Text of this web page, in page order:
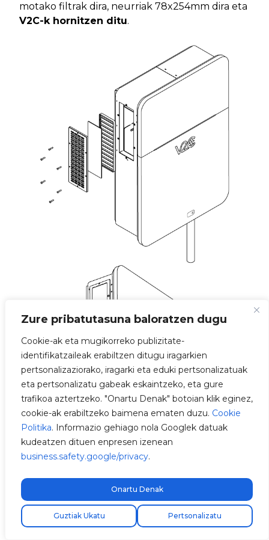
Zure pribatutasuna baloratzen dugu
Cookie-ak eta mugikorreko publizitate-
identifikatzaileak erabiltzen ditugu iragarkien
pertsonalizaziorako, iragarki eta eduki pertsonalizatuak
eta pertsonalizatu gabeak eskaintzeko, eta gure
trafikoa aztertzeko. "Onartu Denak" botoian klik eginez,
cookie-ak erabiltzeko baimena ematen duzu. Cookie
Politika. Informazio gehiago nola Googlek datuak
kudeatzen dituen enpresen izenean
business.safety.google/privacy.
Pertsonalizatu
Guztiak Ukatu
Onartu Denak
motako filtrak dira, neurriak 78x254mm dira eta
V2C-k hornitzen ditu.